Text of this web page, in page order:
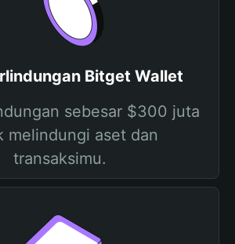
Bitget Wallet
sebesar $300 juta
melindungi aset dan
transaksimu.